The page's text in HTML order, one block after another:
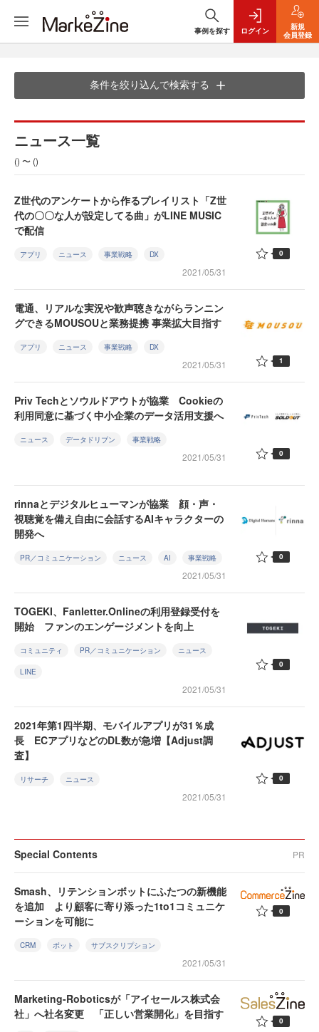
事例を探す ログイン
新規
会員登録
条件を絞り込んで検索する
ニュース一覧
() 〜 ()
Z世代のアンケートから作るプレイリスト「Z世
代の〇〇な人が設定してる曲」がLINE MUSIC
で配信
アプリ ニュース 事業戦略 DX
2021/05/31
0
電通、リアルな実況や歓声聴きながらランニン
グできるMOUSOUと業務提携 事業拡大目指す
アプリ ニュース 事業戦略 DX
2021/05/31 1
Priv Techとソウルドアウトが協業 Cookieの
利用同意に基づく中小企業のデータ活用支援へ
ニュース データドリブン 事業戦略
2021/05/31 0
rinnaとデジタルヒューマンが協業 顔・声・
視聴覚を備え自由に会話するAIキャラクターの
開発へ
PR／コミュニケーション ニュース AI 事業戦略
2021/05/31
0
TOGEKI、Fanletter.Onlineの利用登録受付を
開始 ファンのエンゲージメントを向上
コミュニティ PR／コミュニケーション ニュース
LINE
2021/05/31
0
2021年第1四半期、モバイルアプリが31％成
長 ECアプリなどのDL数が急増【Adjust調
査】
リサーチ ニュース
2021/05/31
0
Special Contents PR
Smash、リテンションボットにふたつの新機能
を追加 より顧客に寄り添った1to1コミュニケ
ーションを可能に
CRM ボット サブスクリプション
2021/05/31
0
Marketing-Roboticsが「アイセールス株式会
社」へ社名変更 「正しい営業開化」を目指す
0